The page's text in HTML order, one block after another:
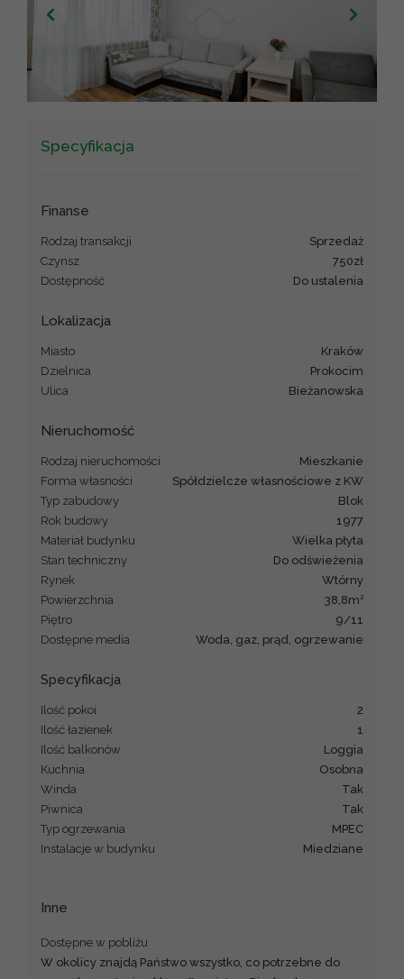
Leaflet |©OpenStreetMap contributors ©
Specyfikacja
Finanse
Rodzaj transakcji
sprzedaż
Czynsz
750zł
Dostępność
Do ustalenia
Lokalizacja
Miasto
Kraków
Dzielnica
Prokocim
Ulica
Bieżanowska
Nieruchomość
Rodzaj nieruchomości
mieszkanie
Forma własności
Spółdzielcze własnościowe z KW
Typ zabudowy
blok
Rok budowy
1977
Materiał budynku
wielka płyta
Stan techniczny
Do odświeżenia
Rynek
Wtórny
Powierzchnia
38,8m 2
Piętro
9/11
Dostępne media
Woda, gaz, prąd, ogrzewanie
Specyfikacja
Ilość pokoi
2
Ilość łazienek
1
Ilość balkonów
loggia
Kuchnia
osobna
Winda
Tak
Piwnica
Tak
Typ ogrzewania
MPEC
Instalacje w budynku
miedziane
Inne
Dostępne w pobliżu
W okolicy znajdą Państwo wszystko, co potrzebne do